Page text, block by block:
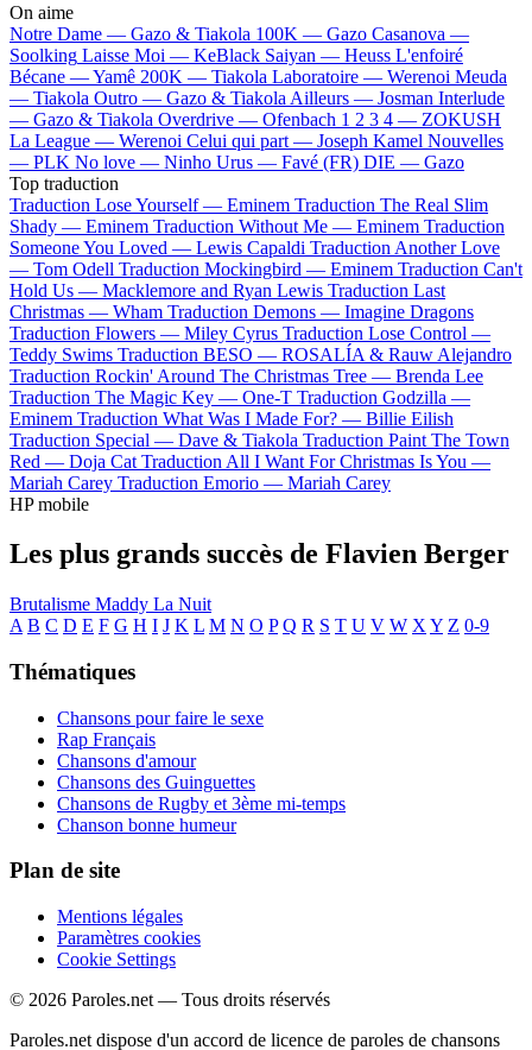
On aime
Notre Dame — Gazo & Tiakola 100K — Gazo Casanova —
Soolking Laisse Moi — KeBlack Saiyan — Heuss L'enfoiré
Bécane —Yamê 200K — Tiakola Laboratoire — Werenoi Meuda
— Tiakola Outro — Gazo & Tiakola Ailleurs — Josman Interlude
— Gazo & Tiakola Overdrive — Ofenbach 1 2 3 4 — ZOKUSH
La League — Werenoi Celui qui part — Joseph Kamel Nouvelles
— PLK No love — Ninho Urus — Favé (FR) DIE — Gazo
Top traduction
Traduction Lose Yourself — Eminem Traduction The Real Slim
Shady — Eminem Traduction Without Me — Eminem Traduction
Someone You Loved — Lewis Capaldi Traduction Another Love
— Tom Odell Traduction Mockingbird — Eminem Traduction Can't
Hold Us — Macklemore and Ryan Lewis Traduction Last
Christmas — Wham Traduction Demons — Imagine Dragons
Traduction Flowers — Miley Cyrus Traduction Lose Control —
Teddy Swims Traduction BESO — ROSALÍA & Rauw Alejandro
Traduction Rockin' Around The Christmas Tree — Brenda Lee
Traduction The Magic Key — One-T Traduction Godzilla —
Eminem Traduction What Was I Made For? — Billie Eilish
Traduction Special — Dave & Tiakola Traduction Paint The Town
Red — Doja Cat Traduction All I Want For Christmas Is You —
Mariah Carey Traduction Emorio — Mariah Carey
HP mobile
Les plus grands succès de Flavien Berger
Brutalisme Maddy La Nuit
A B C D E F G H I J K L M N O P Q R S T U V W X Y Z 0-9
Thématiques
Chansons pour faire le sexe
Rap Français
Chansons d'amour
Chansons des Guinguettes
Chansons de Rugby et 3ème mi-temps
Chanson bonne humeur
Plan de site
Mentions légales
Paramètres cookies
Cookie Settings
© 2026 Paroles.net — Tous droits réservés
Paroles.net dispose d'un accord de licence de paroles de chansons